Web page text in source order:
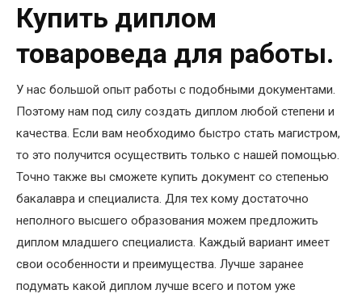
Купить диплом
товароведа для работы.
У нас большой опыт работы с подобными документами.
Поэтому нам под силу создать диплом любой степени и
качества. Если вам необходимо быстро стать магистром,
то это получится осуществить только с нашей помощью.
Точно также вы сможете купить документ со степенью
бакалавра и специалиста. Для тех кому достаточно
неполного высшего образования можем предложить
диплом младшего специалиста. Каждый вариант имеет
свои особенности и преимущества. Лучше заранее
подумать какой диплом лучше всего и потом уже